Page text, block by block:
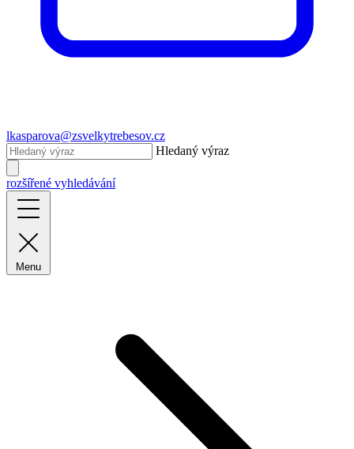
lkasparova@zsvelkytrebesov.cz
Hledaný výraz
rozšířené vyhledávání
Menu